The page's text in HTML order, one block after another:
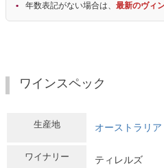
年数表記がない場合は、 最新のヴィ
ワインスペック
生産地 オーストラリア
ワイナリー ティレルズ